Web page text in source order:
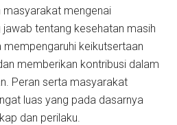
masyarakat mengenai
tentang kesehatan masih
keikutsertaan
memberikan kontribusi dalam
Peran serta masyarakat
luas yang pada dasarnya
dan perilaku.